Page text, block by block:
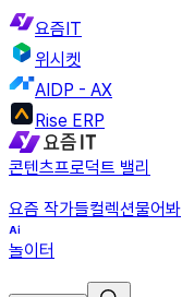
요즘IT
위시켓
AIDP - AX
Rise ERP
콘텐츠프로덕트 밸리
요즘 작가들컬렉션물어봐
놀이터